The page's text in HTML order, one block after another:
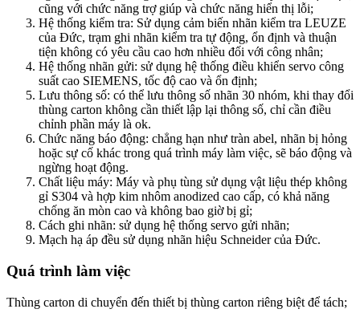
cũng với chức năng trợ giúp và chức năng hiển thị lỗi;
Hệ thống kiểm tra: Sử dụng cảm biến nhãn kiểm tra LEUZE
của Đức, trạm ghi nhãn kiểm tra tự động, ổn định và thuận
tiện không có yêu cầu cao hơn nhiều đối với công nhân;
Hệ thống nhãn gửi: sử dụng hệ thống điều khiển servo công
suất cao SIEMENS, tốc độ cao và ổn định;
Lưu thông số: có thể lưu thông số nhãn 30 nhóm, khi thay đổi
thùng carton không cần thiết lập lại thông số, chỉ cần điều
chỉnh phần máy là ok.
Chức năng báo động: chẳng hạn như tràn abel, nhãn bị hỏng
hoặc sự cố khác trong quá trình máy làm việc, sẽ báo động và
ngừng hoạt động.
Chất liệu máy: Máy và phụ tùng sử dụng vật liệu thép không
gỉ S304 và hợp kim nhôm anodized cao cấp, có khả năng
chống ăn mòn cao và không bao giờ bị gỉ;
Cách ghi nhãn: sử dụng hệ thống servo gửi nhãn;
Mạch hạ áp đều sử dụng nhãn hiệu Schneider của Đức.
Quá trình làm việc
Thùng carton di chuyển đến thiết bị thùng carton riêng biệt để tách;